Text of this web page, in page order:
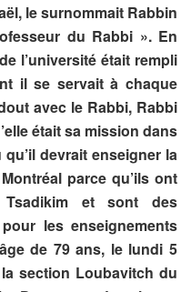
le surnommait Rabbin
du Rabbi ». En
l’université était rempli
il se servait à chaque
avec le Rabbi, Rabbi
était sa mission dans
devrait enseigner la
parce qu’ils ont
et sont des
les enseignements
de 79 ans, le lundi 5
section Loubavitch du